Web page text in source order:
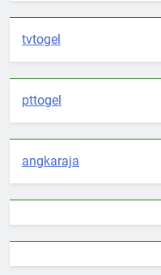
tvtogel
pttogel
angkaraja